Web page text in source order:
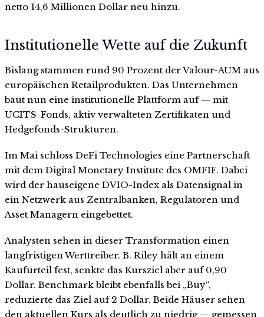
netto 14,6 Millionen Dollar neu hinzu.
Institutionelle Wette auf die Zukunft
Bislang stammen rund 90 Prozent der Valour-AUM aus
europäischen Retailprodukten. Das Unternehmen
baut nun eine institutionelle Plattform auf — mit
UCITS-Fonds, aktiv verwalteten Zertifikaten und
Hedgefonds-Strukturen.
Im Mai schloss DeFi Technologies eine Partnerschaft
mit dem Digital Monetary Institute des OMFIF. Dabei
wird der hauseigene DVIO-Index als Datensignal in
ein Netzwerk aus Zentralbanken, Regulatoren und
Asset Managern eingebettet.
Analysten sehen in dieser Transformation einen
langfristigen Werttreiber. B. Riley hält an einem
Kaufurteil fest, senkte das Kursziel aber auf 0,90
Dollar. Benchmark bleibt ebenfalls bei „Buy“,
reduzierte das Ziel auf 2 Dollar. Beide Häuser sehen
den aktuellen Kurs als deutlich zu niedrig — gemessen